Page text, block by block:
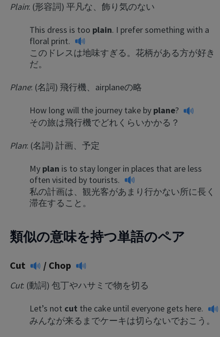
Plain: (形容詞) 平凡な、飾り気のない
This dress is too plain. I prefer something with a
floral print.
このドレスは地味すぎる。花柄がある方が好き
だ。
Plane: (名詞) 飛行機、airplaneの略
How long will the journey take by plane?
その旅は飛行機でどれくらいかかる？
Plan: (名詞) 計画、予定
My plan is to stay longer in places that are less
often visited by tourists.
私の計画は、観光客があまり行かない所に長く
滞在すること。
類似の意味を持つ単語のペア
Cut / Chop
Cut: (動詞) 包丁やハサミで物を切る
Let’s not cut the cake until everyone gets here.
みんなが来るまでケーキは切らないでおこう。